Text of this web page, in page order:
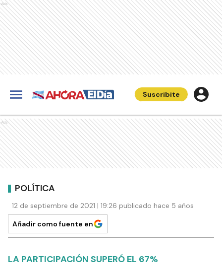
Ads
Suscribite
Ads
POLÍTICA
12 de septiembre de 2021 | 19:26 publicado hace 5 años
Añadir como fuente en
LA PARTICIPACIÓN SUPERÓ EL 67%